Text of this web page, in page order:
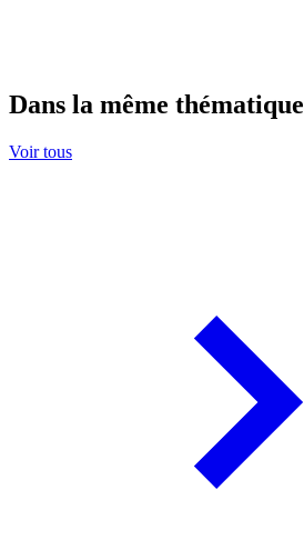
Dans la même thématique
Voir tous